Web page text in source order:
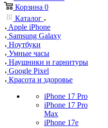
Корзина 0
Каталог
Apple iPhone
Samsung Galaxy
Ноутбуки
Умные часы
Наушники и гарнитуры
Google Pixel
Красота и здоровье
iPhone 17 Pro
iPhone 17 Pro
Max
iPhone 17e